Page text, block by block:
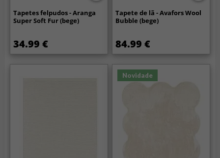
Tapetes felpudos - Aranga
Super Soft Fur (bege)
34.99 €
Tapete de lã - Avafors Wool
Bubble (bege)
84.99 €
Novidade